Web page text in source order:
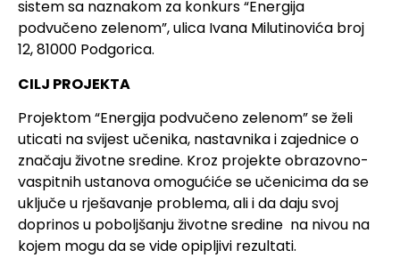
sistem sa naznakom za konkurs “Energija
podvučeno zelenom”, ulica Ivana Milutinovića broj
12, 81000 Podgorica.
CILJ PROJEKTA
Projektom “Energija podvučeno zelenom” se želi
uticati na svijest učenika, nastavnika i zajednice o
značaju životne sredine. Kroz projekte obrazovno-
vaspitnih ustanova omogućiće se učenicima da se
uključe u rješavanje problema, ali i da daju svoj
doprinos u poboljšanju životne sredine na nivou na
kojem mogu da se vide opipljivi rezultati.